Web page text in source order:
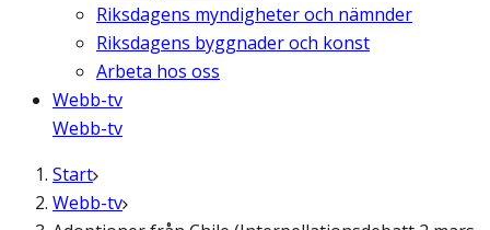
Riksdagens myndigheter och nämnder
Riksdagens byggnader och konst
Arbeta hos oss
Webb-tv
Webb-tv
Start
Webb-tv